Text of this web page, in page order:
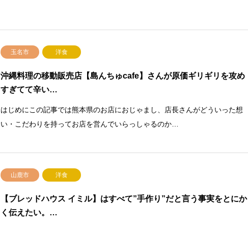
玉名市 洋食
沖縄料理の移動販売店【島んちゅcafe】さんが原価ギリギリを攻め
すぎてて辛い…
はじめにこの記事では熊本県のお店におじゃまし、店長さんがどういった想
い・こだわりを持ってお店を営んでいらっしゃるのか…
山鹿市 洋食
【ブレッドハウス イミル】はすべて”手作り”だと言う事実をとにか
く伝えたい。…